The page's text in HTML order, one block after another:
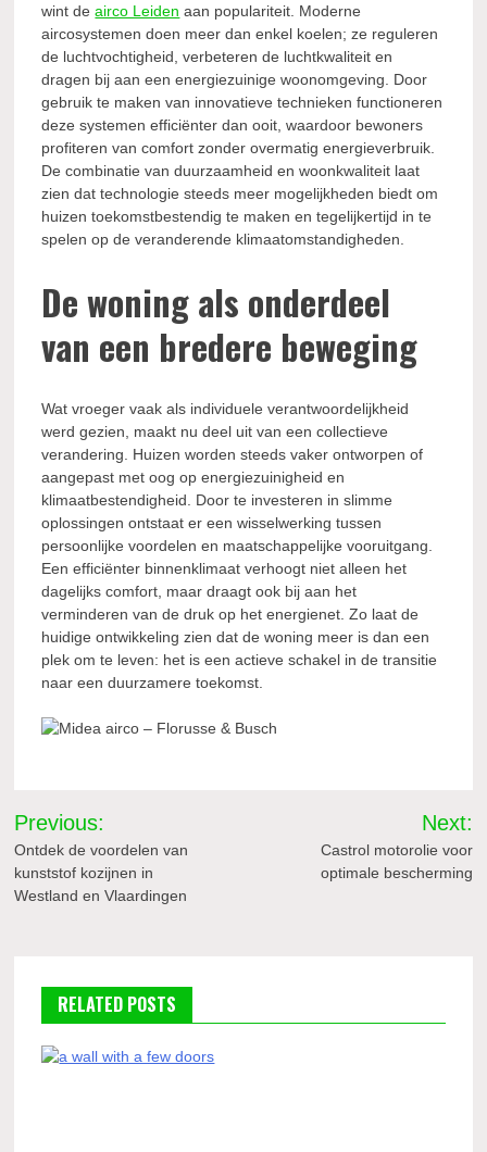
wint deairco Leiden aan populariteit. Moderne
aircosystemen doen meer dan enkel koelen; ze reguleren
de luchtvochtigheid, verbeteren de luchtkwaliteit en
dragen bij aan een energiezuinige woonomgeving. Door
gebruik te maken van innovatieve technieken functioneren
deze systemen efficiënter dan ooit, waardoor bewoners
profiteren van comfort zonder overmatig energieverbruik.
De combinatie van duurzaamheid en woonkwaliteit laat
zien dat technologie steeds meer mogelijkheden biedt om
huizen toekomstbestendig te maken en tegelijkertijd in te
spelen op de veranderende klimaatomstandigheden.
De woning als onderdeel
van een bredere beweging
Wat vroeger vaak als individuele verantwoordelijkheid
werd gezien, maakt nu deel uit van een collectieve
verandering. Huizen worden steeds vaker ontworpen of
aangepast met oog op energiezuinigheid en
klimaatbestendigheid. Door te investeren in slimme
oplossingen ontstaat er een wisselwerking tussen
persoonlijke voordelen en maatschappelijke vooruitgang.
Een efficiënter binnenklimaat verhoogt niet alleen het
dagelijks comfort, maar draagt ook bij aan het
verminderen van de druk op het energienet. Zo laat de
huidige ontwikkeling zien dat de woning meer is dan een
plek om te leven: het is een actieve schakel in de transitie
naar een duurzamere toekomst.
Bericht
navigatie
Previous:
Ontdek de voordelen van
kunststof kozijnen in
Westland en Vlaardingen
Next:
Castrol motorolie voor
optimale bescherming
RELATED POSTS